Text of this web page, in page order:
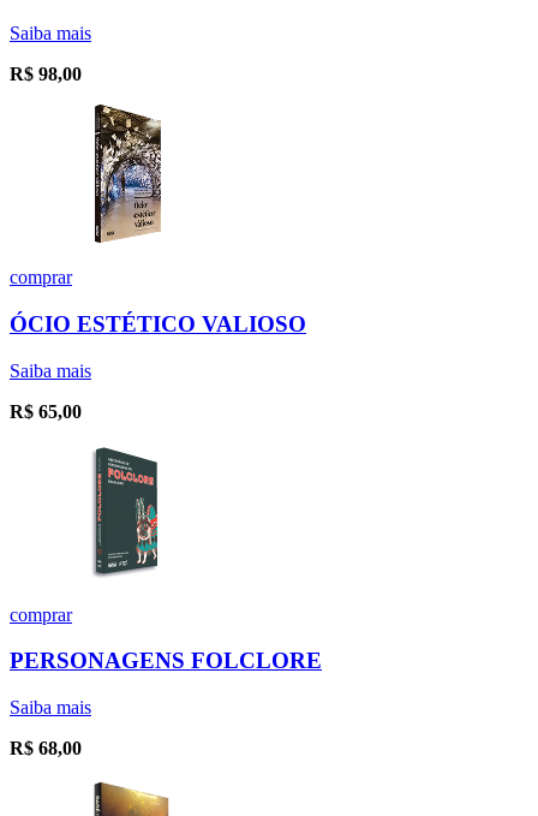
Saiba mais
R$ 98,00
comprar
ÓCIO ESTÉTICO VALIOSO
Saiba mais
R$ 65,00
comprar
PERSONAGENS FOLCLORE
Saiba mais
R$ 68,00